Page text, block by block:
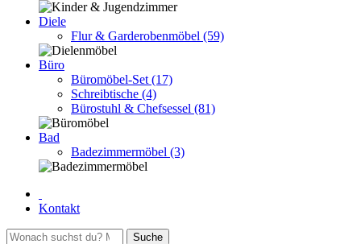
Diele
Flur & Garderobenmöbel (59)
Büro
Büromöbel-Set (17)
Schreibtische (4)
Bürostuhl & Chefsessel (81)
Bad
Badezimmermöbel (3)
Kontakt
Suche